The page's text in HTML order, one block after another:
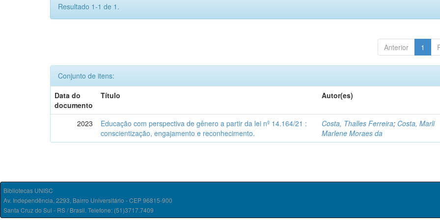
Resultado 1-1 de 1.
Anterior 1
Conjunto de itens:
Data do
documento
Título Autor(es)
2023
Educação com perspectiva de gênero a partir da lei nº 14.164/21 :
conscientização, engajamento e reconhecimento.
Costa, Thalles Ferreira; Costa, Marli
Marlene Moraes da
Bibliotecas UNISC
Av. Independência, 2293, Bairro Universitário - CEP 96815-900
Santa Cruz do Sul - RS / Brasil. Telefone: (51)3717.7409